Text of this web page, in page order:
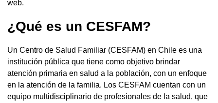
web.
¿Qué es un CESFAM?
Un Centro de Salud Familiar (CESFAM) en Chile es una
institución pública que tiene como objetivo brindar
atención primaria en salud a la población, con un enfoque
en la atención de la familia. Los CESFAM cuentan con un
equipo multidisciplinario de profesionales de la salud, que